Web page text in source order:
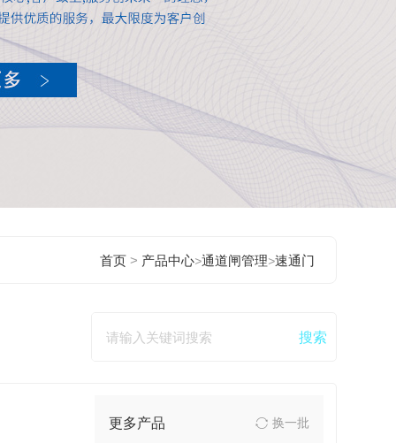
首页> 产品中心>通道闸管理>速通门
更多产品 换一批